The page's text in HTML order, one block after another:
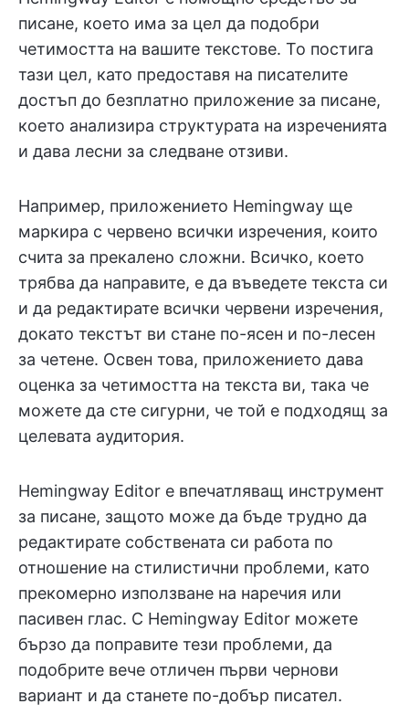
писане, което има за цел да подобри
четимостта на вашите текстове. То постига
тази цел, като предоставя на писателите
достъп до безплатно приложение за писане,
което анализира структурата на изреченията
и дава лесни за следване отзиви.
Например, приложението Hemingway ще
маркира с червено всички изречения, които
счита за прекалено сложни. Всичко, което
трябва да направите, е да въведете текста си
и да редактирате всички червени изречения,
докато текстът ви стане по-ясен и по-лесен
за четене. Освен това, приложението дава
оценка за четимостта на текста ви, така че
можете да сте сигурни, че той е подходящ за
целевата аудитория.
Hemingway Editor е впечатляващ инструмент
за писане, защото може да бъде трудно да
редактирате собствената си работа по
отношение на стилистични проблеми, като
прекомерно използване на наречия или
пасивен глас. С Hemingway Editor можете
бързо да поправите тези проблеми, да
подобрите вече отличен първи чернови
вариант и да станете по-добър писател.